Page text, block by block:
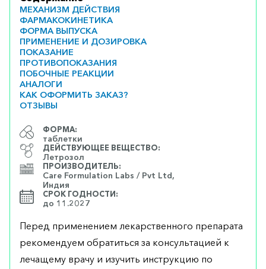
МЕХАНИЗМ ДЕЙСТВИЯ
ФАРМАКОКИНЕТИКА
ФОРМА ВЫПУСКА
ПРИМЕНЕНИЕ И ДОЗИРОВКА
ПОКАЗАНИЕ
ПРОТИВОПОКАЗАНИЯ
ПОБОЧНЫЕ РЕАКЦИИ
АНАЛОГИ
КАК ОФОРМИТЬ ЗАКАЗ?
ОТЗЫВЫ
ФОРМА:
таблетки
ДЕЙСТВУЮЩЕЕ ВЕЩЕСТВО:
Летрозол
ПРОИЗВОДИТЕЛЬ:
Care Formulation Labs / Pvt Ltd,
Индия
СРОК ГОДНОСТИ:
до 11.2027
Перед применением лекарственного препарата
рекомендуем обратиться за консультацией к
лечащему врачу и изучить инструкцию по